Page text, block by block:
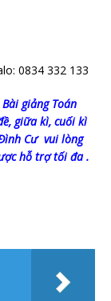
0834 332 133
giảng Toán
giữa kì, cuối kì
Cư vui lòng
hỗ trợ tối đa .